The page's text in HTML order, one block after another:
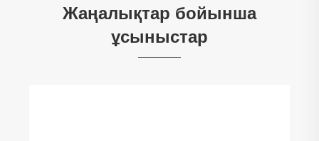
Жаңалықтар бойынша
ұсыныстар